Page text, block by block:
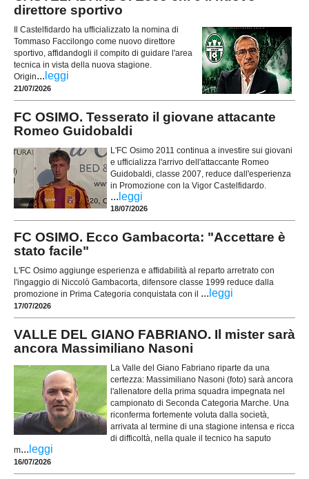
direttore sportivo
Il Castelfidardo ha ufficializzato la nomina di
Tommaso Faccilongo come nuovo direttore
sportivo, affidandogli il compito di guidare l'area
tecnica in vista della nuova stagione.
Origin... leggi
21/07/2026
FC OSIMO. Tesserato il giovane attacante
Romeo Guidobaldi
L'FC Osimo 2011 continua a investire sui giovani
e ufficializza l'arrivo dell'attaccante Romeo
Guidobaldi, classe 2007, reduce dall'esperienza
in Promozione con la Vigor Castelfidardo.
... leggi
18/07/2026
FC OSIMO. Ecco Gambacorta: "Accettare è
stato facile"
L'FC Osimo aggiunge esperienza e affidabilità al reparto arretrato con
l'ingaggio di Niccolò Gambacorta, difensore classe 1999 reduce dalla
promozione in Prima Categoria conquistata con il ... leggi
17/07/2026
VALLE DEL GIANO FABRIANO. Il mister sarà
ancora Massimiliano Nasoni
La Valle del Giano Fabriano riparte da una
certezza: Massimiliano Nasoni (foto) sarà ancora
l'allenatore della prima squadra impegnata nel
campionato di Seconda Categoria Marche. Una
riconferma fortemente voluta dalla società,
arrivata al termine di una stagione intensa e ricca
di difficoltà, nella quale il tecnico ha saputo
m... leggi
16/07/2026